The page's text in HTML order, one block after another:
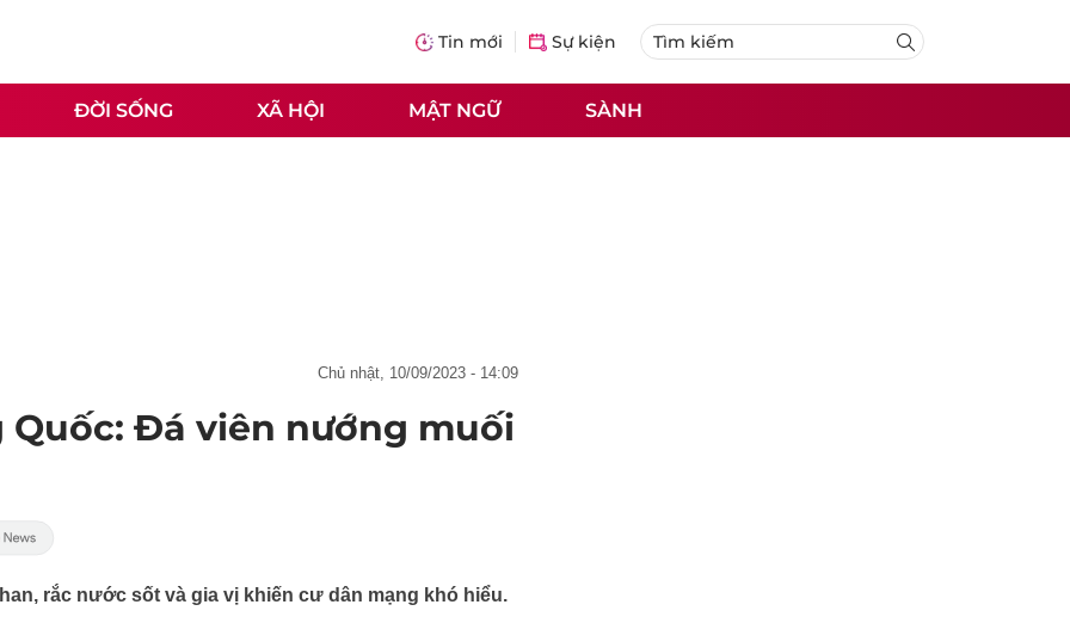
Tin mới Sự kiện
ĐỜI SỐNG XÃ HỘI MẬT NGỮ SÀNH
chủ nhật, 10/09/2023 - 14:09
Quốc: Đá viên nướng muối
rắc nước sốt và gia vị khiến cư dân mạng khó hiểu.